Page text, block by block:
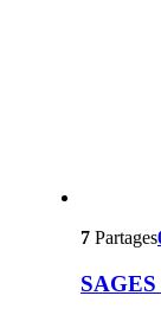
7 Partages